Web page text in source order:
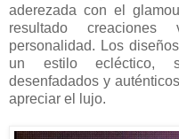
aderezada con el
resultado
personalidad. Los
un estilo ecléctico,
desenfadados y
apreciar el lujo.